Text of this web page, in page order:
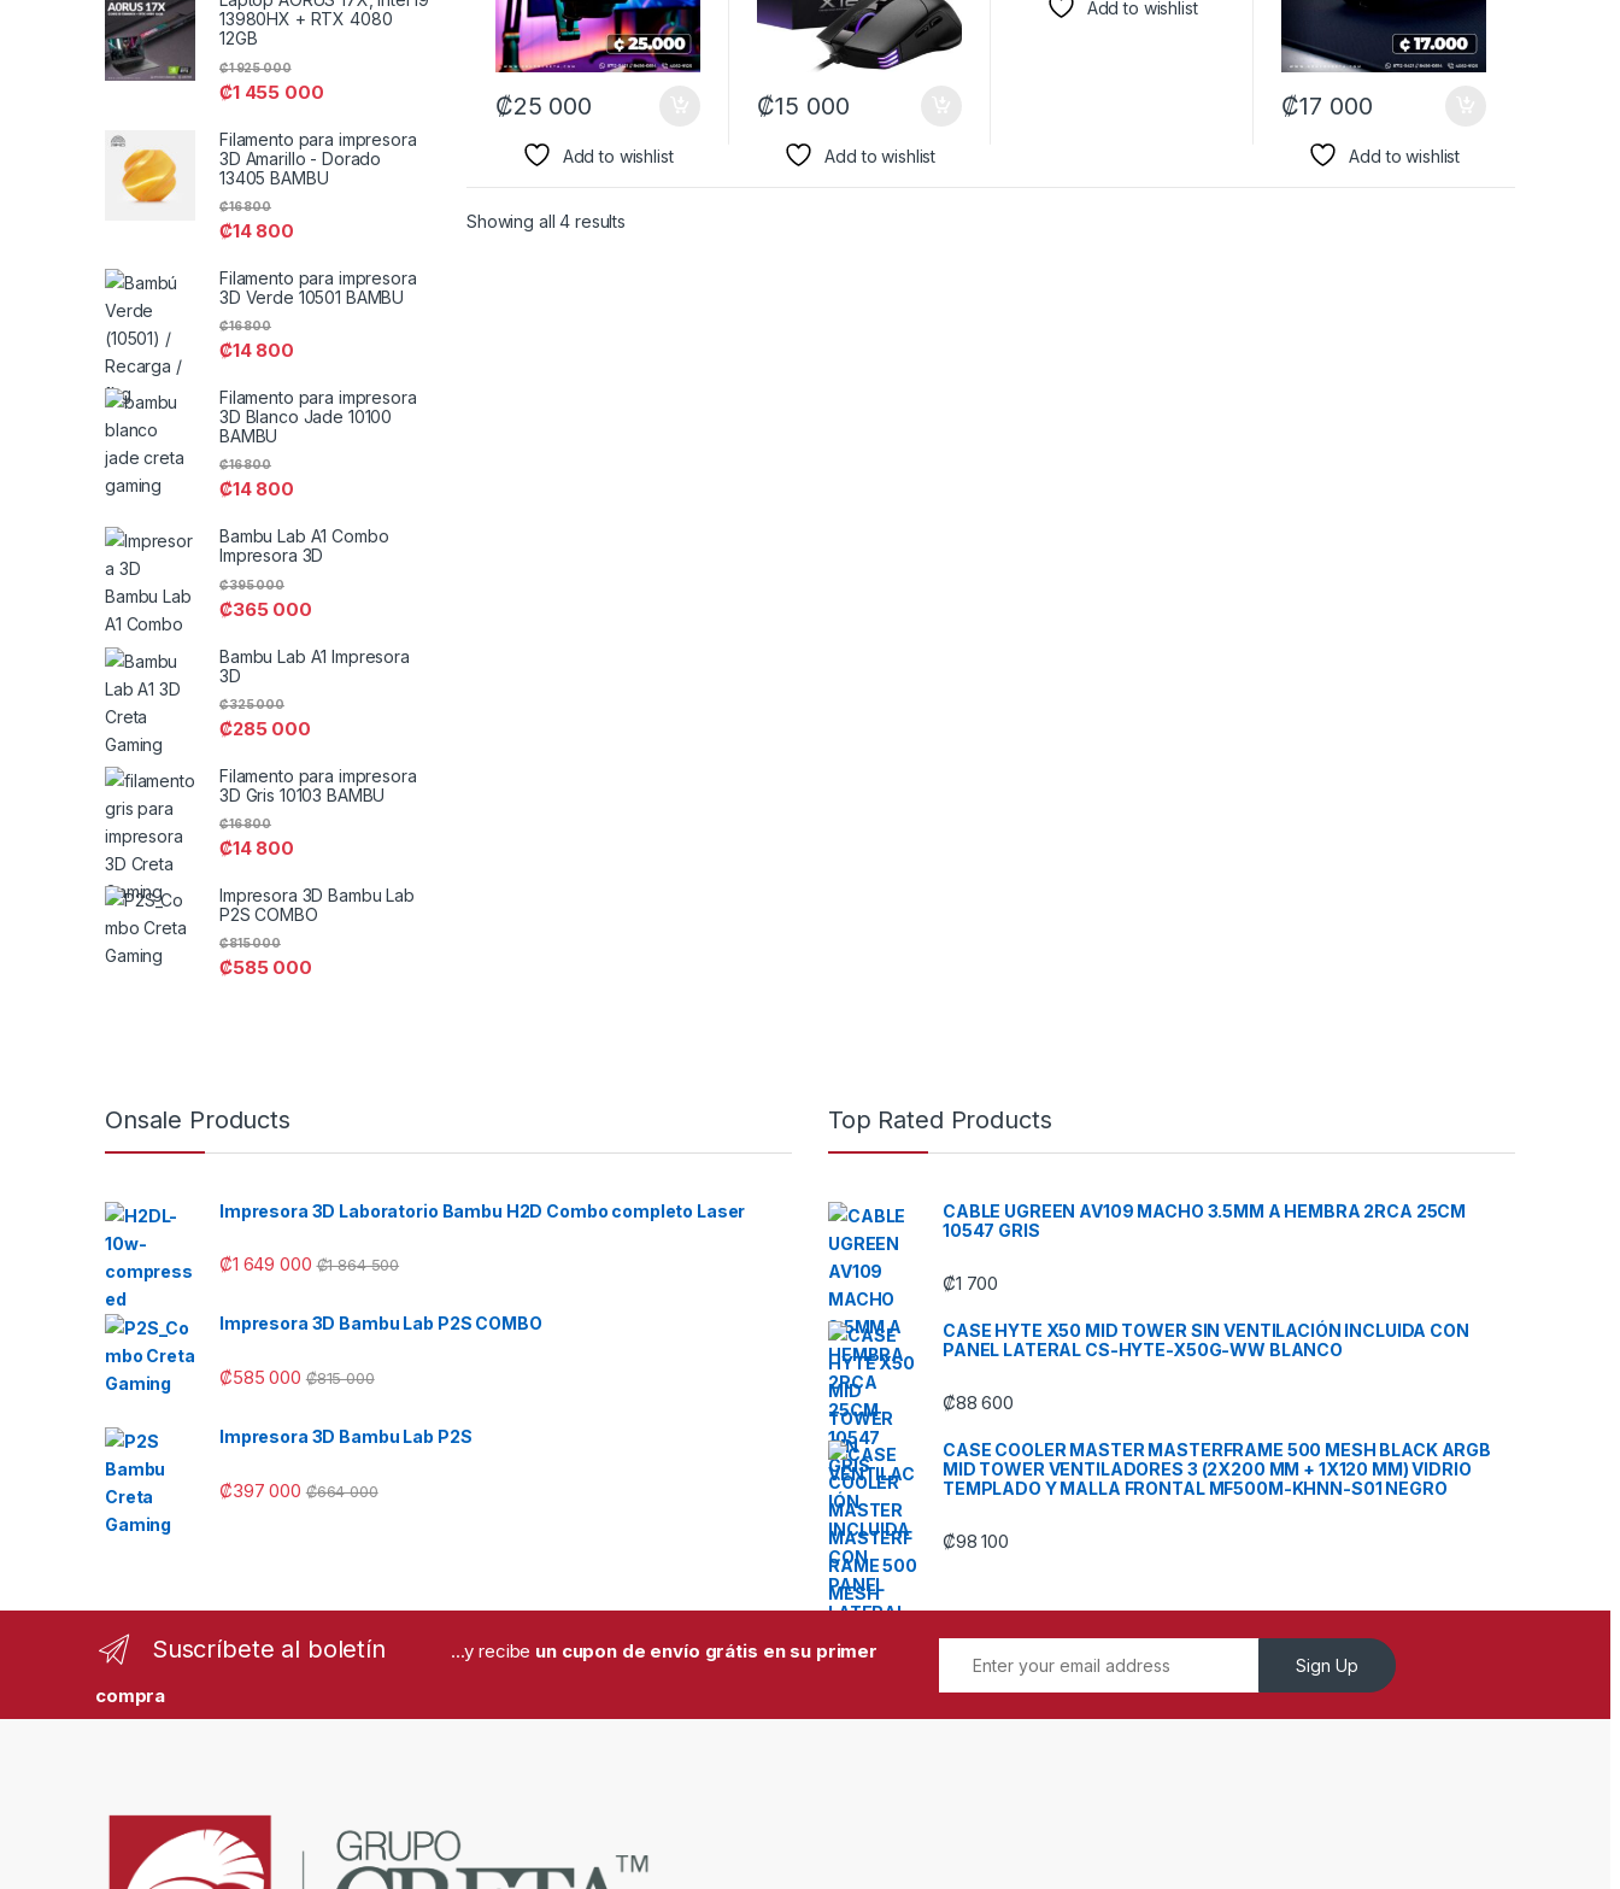
₡25 000
Add to wishlist
₡15 000
Add to wishlist
Add to wishlist
₡17 000
Add to wishlist
Showing all 4 results
13980HX + RTX 4080
12GB
₡1 455 000
₡1 925 000
Filamento para impresora
3D Amarillo - Dorado
13405 BAMBU
₡14 800
₡16 800
Filamento para impresora
3D Verde 10501 BAMBU
₡14 800
₡16 800
Filamento para impresora
3D Blanco Jade 10100
BAMBU
₡14 800
₡16 800
Bambu Lab A1 Combo
Impresora 3D
₡365 000
₡395 000
Bambu Lab A1 Impresora
3D
₡285 000
₡325 000
Filamento para impresora
3D Gris 10103 BAMBU
₡14 800
₡16 800
Impresora 3D Bambu Lab
P2S COMBO
₡585 000
₡815 000
Onsale Products
Impresora 3D Laboratorio Bambu H2D Combo completo Laser
₡1 649 000 ₡1 864 500
Impresora 3D Bambu Lab P2S COMBO
₡585 000 ₡815 000
Impresora 3D Bambu Lab P2S
₡397 000 ₡664 000
Top Rated Products
CABLE UGREEN AV109 MACHO 3.5MM A HEMBRA 2RCA 25CM
10547 GRIS
₡1 700
CASE HYTE X50 MID TOWER SIN VENTILACIÓN INCLUIDA CON
PANEL LATERAL CS-HYTE-X50G-WW BLANCO
₡88 600
CASE COOLER MASTER MASTERFRAME 500 MESH BLACK ARGB
MID TOWER VENTILADORES 3 (2X200 MM + 1X120 MM) VIDRIO
TEMPLADO Y MALLA FRONTAL MF500M-KHNN-S01 NEGRO
₡98 100
Suscríbete al boletín ...y recibe un cupon de envío grátis en su primer
compra
Sign Up